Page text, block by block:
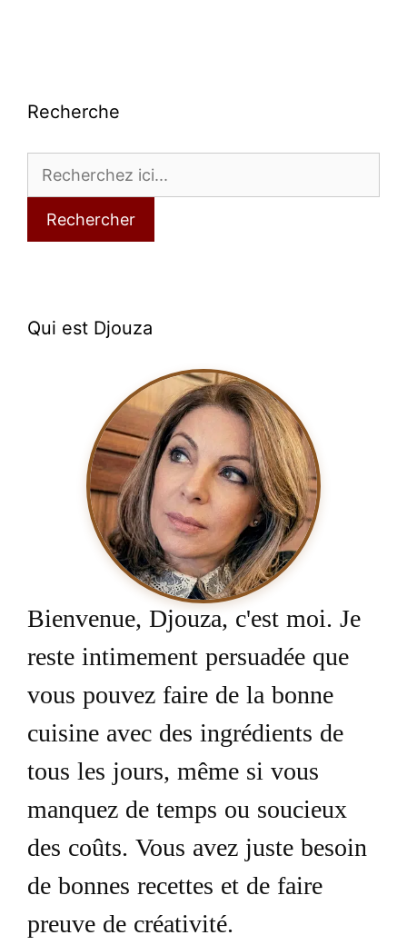
Recherche
Rechercher
Qui est Djouza
Bienvenue, Djouza, c'est moi. Je
reste intimement persuadée que
vous pouvez faire de la bonne
cuisine avec des ingrédients de
tous les jours, même si vous
manquez de temps ou soucieux
des coûts. Vous avez juste besoin
de bonnes recettes et de faire
preuve de créativité.